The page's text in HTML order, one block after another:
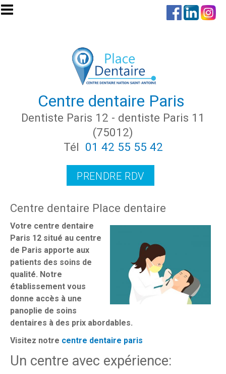
Aller au contenu principal
Centre dentaire Paris
Dentiste Paris 12 - dentiste Paris 11
(75012)
Tél 01 42 55 55 42
PRENDRE RDV
Centre dentaire Place dentaire
Votre centre dentaire
Paris 12 situé au centre
de Paris apporte aux
patients des soins de
qualité. Notre
établissement vous
donne accès à une
panoplie de soins
dentaires à des prix abordables.
Visitez notre centre dentaire paris
Un centre avec expérience: